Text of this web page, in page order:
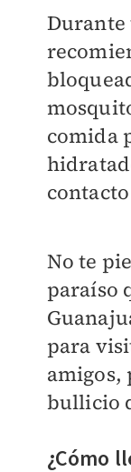
Durante
comida
No te
paraíso
para
amigos,
bullicio
¿Cómo